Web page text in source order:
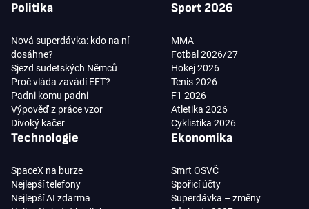
Politika
Nová superdávka: kdo na ní
dosáhne?
Sjezd sudetských Němců
Proč vláda zavádí EET?
Padni komu padni
Výpověď z práce vzor
Divoký kačer
Sport 2026
MMA
Fotbal 2026/27
Hokej 2026
Tenis 2026
F1 2026
Atletika 2026
Cyklistika 2026
Technologie
SpaceX na burze
Nejlepší telefony
Nejlepší AI zdarma
Ekonomika
Smrt OSVČ
Spořicí účty
Superdávka – změny